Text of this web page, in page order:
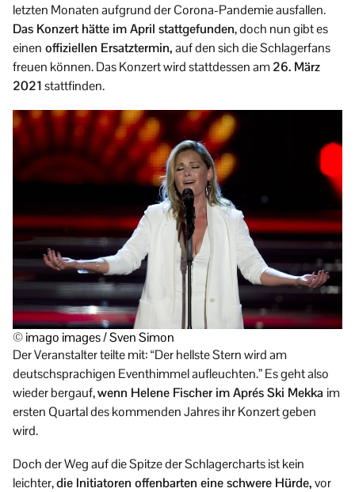
letzten Monaten aufgrund der Corona-Pandemie ausfallen.
Das Konzert hätte im April stattgefunden, doch nun gibt es
einen offiziellen Ersatztermin,auf den sich die Schlagerfans
freuen können. Das Konzert wird stattdessen am26. März
2021stattfinden.
© imago images / Sven Simon
Der Veranstalter teilte mit: “Der hellste Stern wird am
deutschsprachigen Eventhimmel aufleuchten.” Es geht also
wieder bergauf,wenn Helene Fischer im Aprés Ski Mekka im
ersten Quartal des kommenden Jahres ihr Konzert geben
wird.
Doch der Weg auf die Spitze der Schlagercharts ist kein
leichter,die Initiatoren offenbarten eine schwere Hürde,vor